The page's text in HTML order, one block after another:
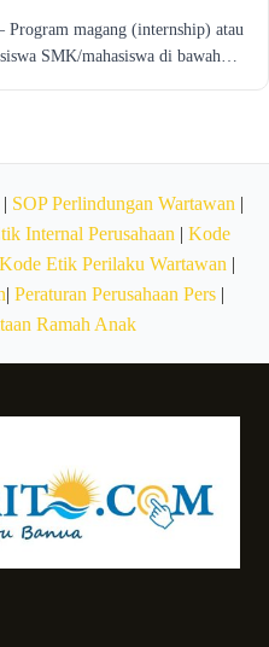
magang (internship) atau
SMK/mahasiswa di bawah…
| SOP Perlindungan Wartawan |
Internal Perusahaan | Kode
Kode Etik Perilaku Wartawan |
| Peraturan Perusahaan Pers|
Ramah Anak